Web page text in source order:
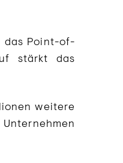
das Point-of-
stärkt das
weitere